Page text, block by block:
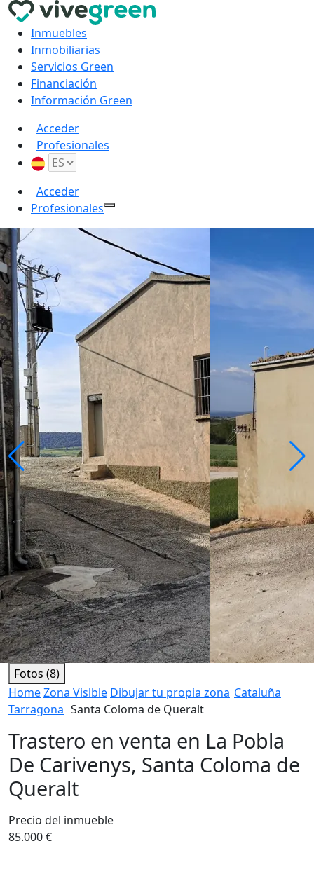
Inmuebles
Inmobiliarias
Servicios Green
Financiación
Información Green
Acceder
Profesionales
Acceder
Profesionales
Fotos (8)
HomeZona Vislble Dibujar tu propia zona Cataluña
Tarragona Santa Coloma de Queralt
Trastero en venta en La Pobla
De Carivenys, Santa Coloma de
Queralt
Precio del inmueble
85.000 €